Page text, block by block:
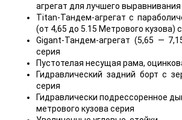
агрегат для лучшего
Titan-Тандем-агрегат с
(от 4,65 до 5.15 Метрового кузова)
Gigant-Тандем-агрегат (5,65 —
серия
Пустотелая несущая рама,
Гидравлический задний борт с
серия
Гидравлически подрессоренное
метрового кузова серия